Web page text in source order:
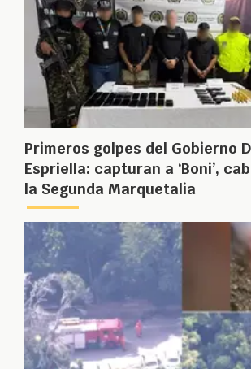
Primeros golpes del Gobierno
Espriella: capturan a ‘Boni’,
la Segunda Marquetalia